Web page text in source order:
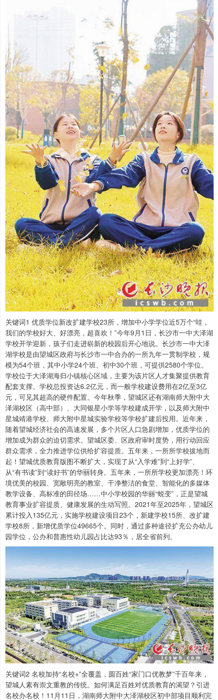
关键词1 优质学位新改扩建学校23所，增加中小学学位近5万个“哇，
我们的学校好大、好漂亮，超喜欢！”今年9月1日，长沙市一中大泽湖
学校开学迎新，孩子们走进崭新的校园后开心地说。长沙市一中大泽
湖学校是由望城区政府与长沙市一中合办的一所九年一贯制学校，规
模为54个班，其中小学24个班、初中30个班，可提供2580个学位。
学校位于大泽湖海归小镇核心区域，主要为该片区人才集聚提供教育
配套支撑。学校总投资达6.2亿元，而一般学校建设费用在2亿至3亿
元，可见其超高的硬件配置。今年秋季，望城区还有湖南师大附中大
泽湖校区（高中部）、大同银星小学等学校建成开学，以及师大附中
星城靖港学校、师大附中星城实验学校等学校扩建后投用。近年来，
随着望城经济社会的高速发展，多个片区人口急剧增加，优质学位的
增加成为群众的迫切需求。望城区委、区政府审时度势，用行动回应
群众需求，全力推进学位供给扩容提质。五年来，一所所学校拔地而
起！望城优质教育版图不断扩大，实现了从“入学难”到“上好学”、
从“有书读”到“读好书”的华丽转身。五年来，一所所学校更加漂亮！环
境优美的校园、宽敞明亮的教室、干净整洁的食堂、智能化的多媒体
教学设备、高标准的田径场……中小学校园的华丽“蜕变”，正是望城
教育事业扩容提质、健康发展的生动写照。2021年至2025年，望城区
累计投入135亿元，实施学校建设项目23个，新建学校15所、改扩建
学校8所，新增优质学位49665个。同时，通过多种途径扩充公办幼儿
园学位，公办和普惠性幼儿园占比达93％，居全省前列。
关键词2 名校加持“名校+”全覆盖，圆百姓“家门口优教梦”千百年来，
望城人素有崇文重教的传统。如何满足百姓对优质教育的渴望？引进
名校办名校！11月11日，湖南师大附中大泽湖校区初中部项目顺利完